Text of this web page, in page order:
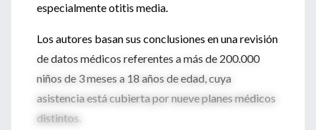
especialmente otitis media.
Los autores basan sus conclusiones en una revisión
de datos médicos referentes a más de 200.000
niños de 3 meses a 18 años de edad, cuya
asistencia está cubierta por nueve planes médicos
distintos.